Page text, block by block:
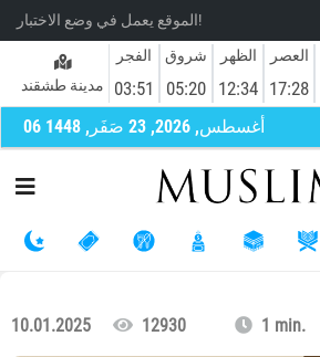
الموقع يعمل في وضع الاختبار!
مدينة طشقند
الفجر
03:51
شروق
05:20
الظهر
12:34
العصر
17:28
06 أغسطس, 2026, 23 صَفَر, 1448
10.01.2025 12930 1 min.